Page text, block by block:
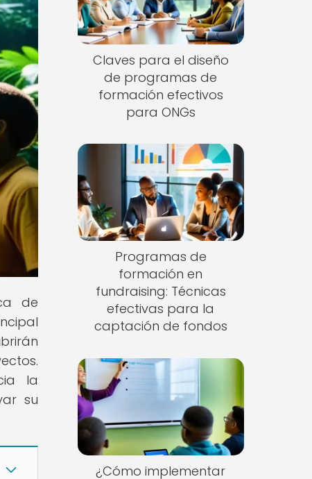
de
la
su
Claves para el diseño
de programas de
formación efectivos
para ONGs
Programas de
formación en
fundraising: Técnicas
efectivas para la
captación de fondos
¿Cómo implementar